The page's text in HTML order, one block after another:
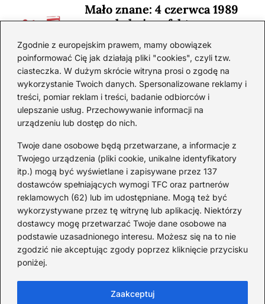
Zgodnie z europejskim prawem, mamy obowiązek
poinformować Cię jak działają pliki "cookies", czyli tzw.
ciasteczka. W dużym skrócie witryna prosi o zgodę na
wykorzystanie Twoich danych. Spersonalizowane reklamy i
treści, pomiar reklam i treści, badanie odbiorców i
ulepszanie usług. Przechowywanie informacji na
urządzeniu lub dostęp do nich.
Twoje dane osobowe będą przetwarzane, a informacje z
Twojego urządzenia (pliki cookie, unikalne identyfikatory
itp.) mogą być wyświetlane i zapisywane przez 137
dostawców spełniających wymogi TFC oraz partnerów
reklamowych (62) lub im udostępniane. Mogą też być
wykorzystywane przez tę witrynę lub aplikację. Niektórzy
dostawcy mogę przetwarzać Twoje dane osobowe na
podstawie uzasadnionego interesu. Możesz się na to nie
zgodzić nie akceptując zgody poprzez kliknięcie przycisku
poniżej.
Zaakceptuj
Mało znane: 4 czerwca 1989
— zaskakujące fakty
2026-08-03
Ciekawostki o 1. wojnie
światowej — mało znane
fakty i historie
2026-08-02
Zaskakujące ciekawostki o
Krzysztofie Kolumbie
2026-07-20
Mało znane ciekawostki o
Wisławie Szymborskiej
2026-07-16
Zaskakujące ciekawostki o
2026-07-15